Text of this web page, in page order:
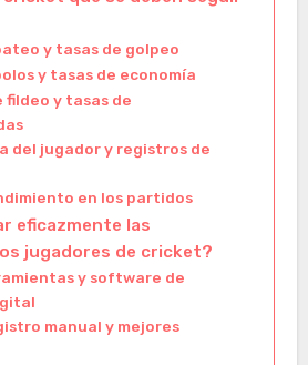
y tasas de golpeo
y tasas de economía
fildeo y tasas de
del jugador y registros de
en los partidos
eficazmente las
jugadores de cricket?
y software de
manual y mejores